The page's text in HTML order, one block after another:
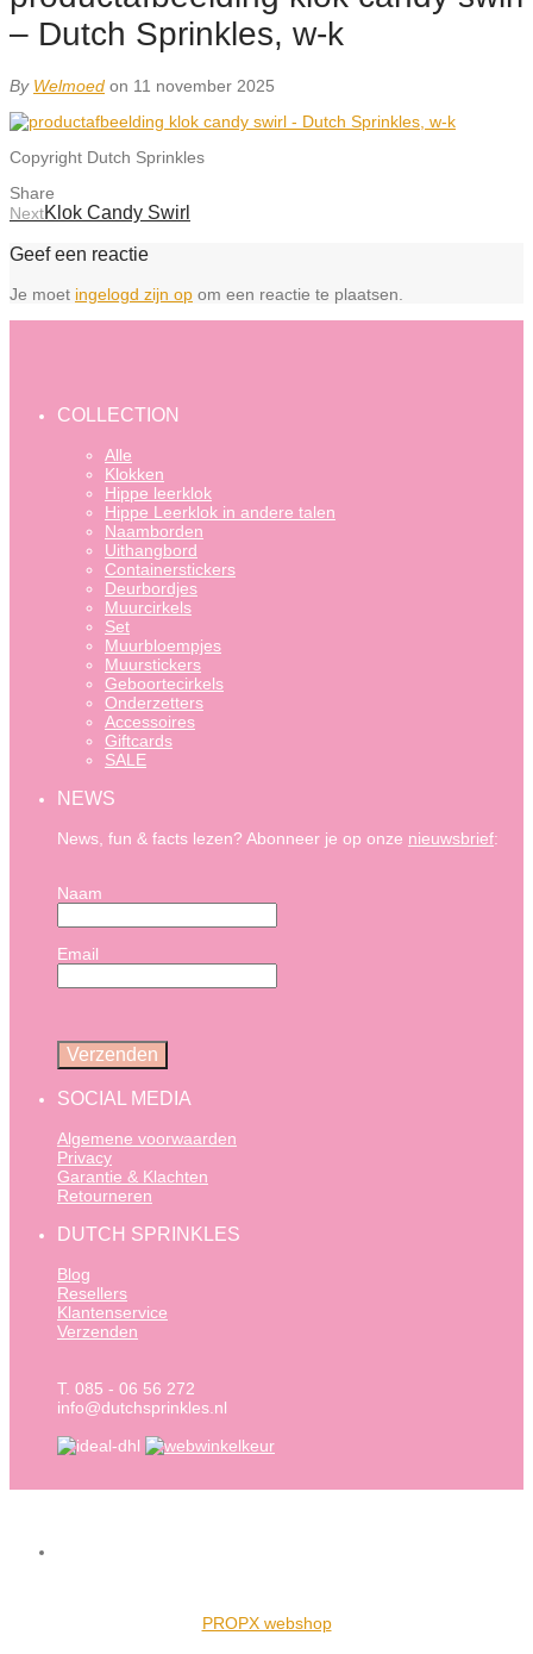
– Dutch Sprinkles, w-k
By Welmoed on 11 november 2025
Copyright Dutch Sprinkles
Share
NextKlok Candy Swirl
Geef een reactie
Je moet ingelogd zijn op om een reactie te plaatsen.
COLLECTION
Alle
Klokken
Hippe leerklok
Hippe Leerklok in andere talen
Naamborden
Uithangbord
Containerstickers
Deurbordjes
Muurcirkels
Set
Muurbloempjes
Muurstickers
Geboortecirkels
Onderzetters
Accessoires
Giftcards
SALE
NEWS
News, fun & facts lezen? Abonneer je op onze nieuwsbrief:
Naam
Email
SOCIAL MEDIA
Algemene voorwaarden
Privacy
Garantie & Klachten
Retourneren
DUTCH SPRINKLES
Blog
Resellers
Klantenservice
Verzenden
T. 085 - 06 56 272
info@dutchsprinkles.nl
PROPX webshop